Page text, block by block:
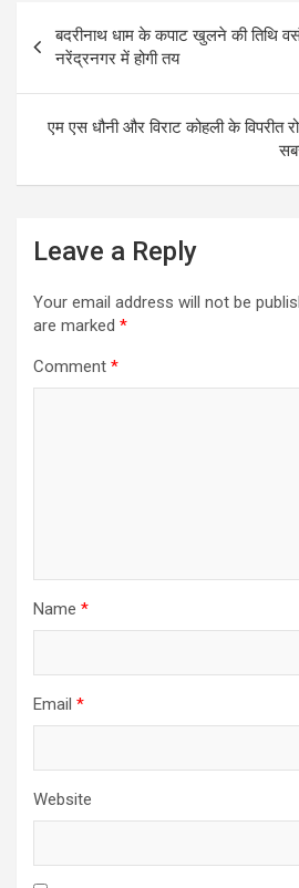
b
o
o
k
er
s
A
p
p
e
navigation
बदरीनाथ धाम के कपाट खुलने की तिथि
नरेंद्रनगर में होगी तय
एम एस धौनी और विराट कोहली के विपरीत
Leave a Reply
Your email address will not be
are marked *
Comment *
Name *
Email *
Website